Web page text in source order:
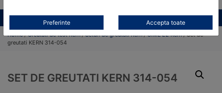
Toate produsele CONTACT
Home/Greutati de test Kern/Seturi de greutati Kern/OIML E2 Kern/ Set de
greutati KERN 314-054
SET DE GREUTATI KERN 314-054
Preferinte Accepta toate